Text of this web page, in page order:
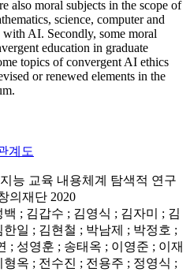
also moral subjects in the scope of
science, computer and
AI. Secondly, some moral
education in graduate
topics of convergent AI ethics
or renewed elements in the
능 교육 내용체계 탐색적 연구
의재단 2020
; 김갑수 ; 김영식 ; 김자미 ; 김
일 ; 김현철 ; 박남제 ; 박정호 ;
; 성영훈 ; 송태옥 ; 이영준 ; 이재
옥 ; 전수진 ; 전용주 ; 정영식 ;